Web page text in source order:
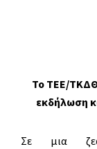
Το ΤΕΕ/
εκδήλωση
Σε μια